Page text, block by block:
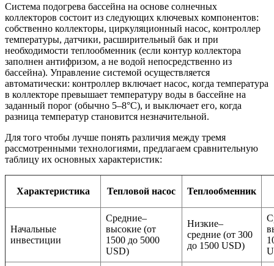
Система подогрева бассейна на основе солнечных
коллекторов состоит из следующих ключевых компонентов:
собственно коллекторы, циркуляционный насос, контроллер
температуры, датчики, расширительный бак и при
необходимости теплообменник (если контур коллектора
заполнен антифризом, а не водой непосредственно из
бассейна). Управление системой осуществляется
автоматически: контроллер включает насос, когда температура
в коллекторе превышает температуру воды в бассейне на
заданный порог (обычно 5–8°C), и выключает его, когда
разница температур становится незначительной.
Для того чтобы лучше понять различия между тремя
рассмотренными технологиями, предлагаем сравнительную
таблицу их основных характеристик:
Характеристика Тепловой насос Теплообменник
Начальные
инвестиции
Средние–
высокие (от
1500 до 5000
USD)
Низкие–
средние (от 300
до 1500 USD)